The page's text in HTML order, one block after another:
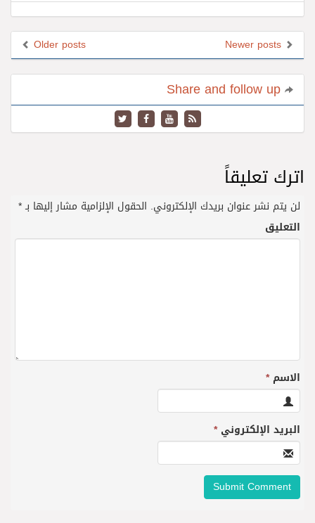
Older posts
اترك تعليقاً
لن يتم نشر عنوان بريدك الإلكتروني. الحقول الإلزامية مشار إليها بـ*
التعليق
الاسم*
البريد الإلكتروني*